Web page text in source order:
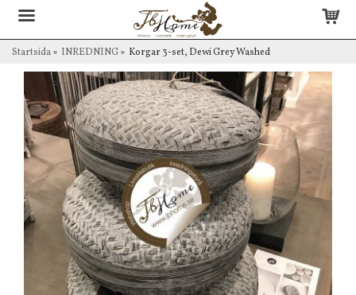
Startsida» INREDNING» Korgar 3-set, Dewi Grey Washed